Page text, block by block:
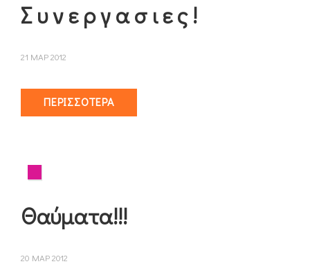
Σ υ ν ε ρ γ α σ ι ε ς !
21 ΜΑΡ 2012
ΠΕΡΙΣΣΌΤΕΡΑ
Θαύματα!!!
20 ΜΑΡ 2012